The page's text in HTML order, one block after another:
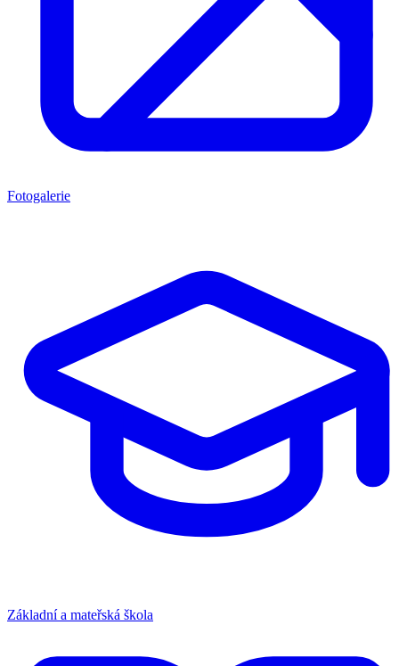
Fotogalerie
Základní a mateřská škola